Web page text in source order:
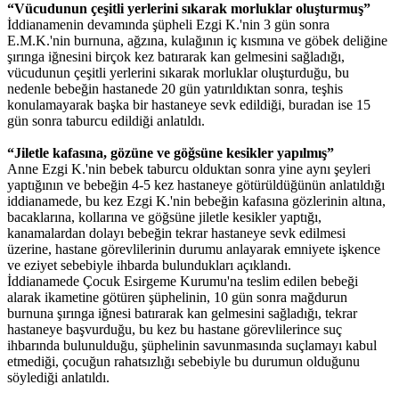
“Vücudunun çeşitli yerlerini sıkarak morluklar oluşturmuş”
İddianamenin devamında şüpheli Ezgi K.'nin 3 gün sonra
E.M.K.'nin burnuna, ağzına, kulağının iç kısmına ve göbek deliğine
şırınga iğnesini birçok kez batırarak kan gelmesini sağladığı,
vücudunun çeşitli yerlerini sıkarak morluklar oluşturduğu, bu
nedenle bebeğin hastanede 20 gün yatırıldıktan sonra, teşhis
konulamayarak başka bir hastaneye sevk edildiği, buradan ise 15
gün sonra taburcu edildiği anlatıldı.
“Jiletle kafasına, gözüne ve göğsüne kesikler yapılmış”
Anne Ezgi K.'nin bebek taburcu olduktan sonra yine aynı şeyleri
yaptığının ve bebeğin 4-5 kez hastaneye götürüldüğünün anlatıldığı
iddianamede, bu kez Ezgi K.'nin bebeğin kafasına gözlerinin altına,
bacaklarına, kollarına ve göğsüne jiletle kesikler yaptığı,
kanamalardan dolayı bebeğin tekrar hastaneye sevk edilmesi
üzerine, hastane görevlilerinin durumu anlayarak emniyete işkence
ve eziyet sebebiyle ihbarda bulundukları açıklandı.
İddianamede Çocuk Esirgeme Kurumu'na teslim edilen bebeği
alarak ikametine götüren şüphelinin, 10 gün sonra mağdurun
burnuna şırınga iğnesi batırarak kan gelmesini sağladığı, tekrar
hastaneye başvurduğu, bu kez bu hastane görevlilerince suç
ihbarında bulunulduğu, şüphelinin savunmasında suçlamayı kabul
etmediği, çocuğun rahatsızlığı sebebiyle bu durumun olduğunu
söylediği anlatıldı.